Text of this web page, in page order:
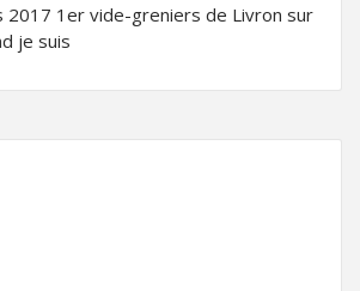
2017 1er vide-greniers de Livron sur
je suis